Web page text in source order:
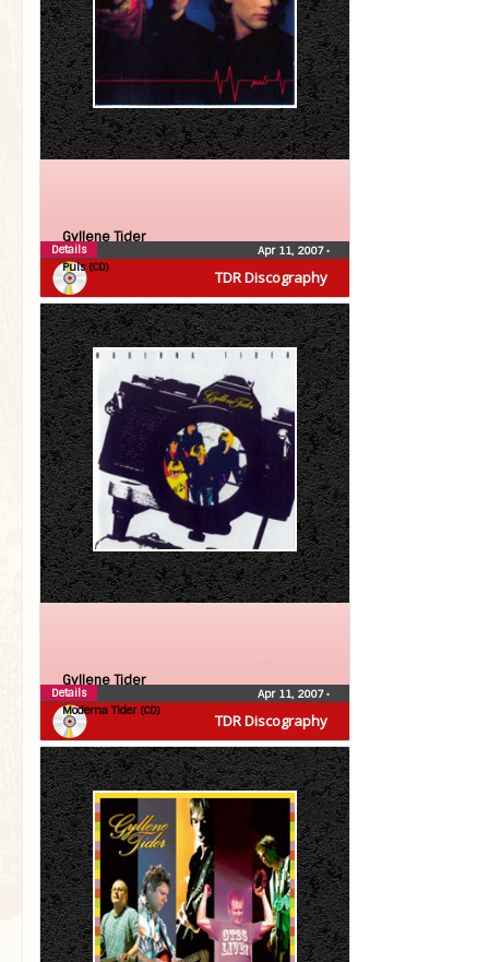
TDR Discography
Gyllene Tider
Puls (CD)
Apr 11, 2007•
Details
TDR Discography
Gyllene Tider
Moderna Tider (CD)
Apr 11, 2007•
Details